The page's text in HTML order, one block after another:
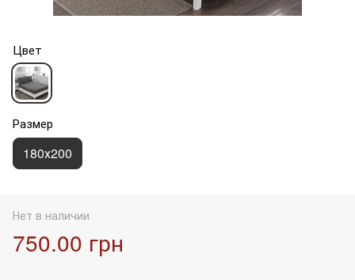
Цвет
Размер
180х200
Нет в наличии
750.00 грн